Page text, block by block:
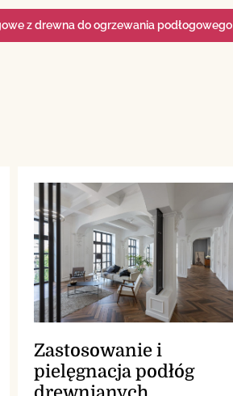
z drewna do ogrzewania podłogowego
Zastosowanie i
pielęgnacja podłóg